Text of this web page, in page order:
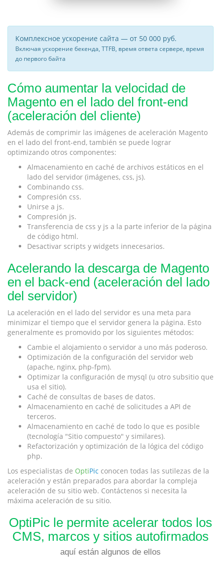
Комплексное ускорение сайта — от 50 000 руб.
Включая ускорение бекенда, TTFB, время ответа сервере, время
до первого байта
Cómo aumentar la velocidad de
Magento en el lado del front-end
(aceleración del cliente)
Además de comprimir las imágenes de aceleración Magento
en el lado del front-end, también se puede lograr
optimizando otros componentes:
Almacenamiento en caché de archivos estáticos en el
lado del servidor (imágenes, css, js).
Combinando css.
Compresión css.
Unirse a js.
Compresión js.
Transferencia de css y js a la parte inferior de la página
de código html.
Desactivar scripts y widgets innecesarios.
Acelerando la descarga de Magento
en el back-end (aceleración del lado
del servidor)
La aceleración en el lado del servidor es una meta para
minimizar el tiempo que el servidor genera la página. Esto
generalmente es promovido por los siguientes métodos:
Cambie el alojamiento o servidor a uno más poderoso.
Optimización de la configuración del servidor web
(apache, nginx, php-fpm).
Optimizar la configuración de mysql (u otro subsitio que
usa el sitio).
Caché de consultas de bases de datos.
Almacenamiento en caché de solicitudes a API de
terceros.
Almacenamiento en caché de todo lo que es posible
(tecnología "Sitio compuesto" y similares).
Refactorización y optimización de la lógica del código
php.
Los especialistas de OptiPic conocen todas las sutilezas de la
aceleración y están preparados para abordar la compleja
aceleración de su sitio web. Contáctenos si necesita la
máxima aceleración de su sitio.
OptiPic le permite acelerar todos los
CMS, marcos y sitios autofirmados
aquí están algunos de ellos